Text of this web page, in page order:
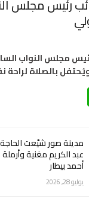
رئيس مجلس
مجلس النواب
بالصلاة
مدينة صور شيّعت الحاجة
عبد الكريم مغنية
أحمد بيطار
يوليو 28, 2026